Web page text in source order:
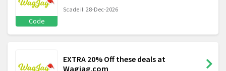
Code
Scade il: 28-Dec-2026
EXTRA 20% Off these deals at
Wagjag.com